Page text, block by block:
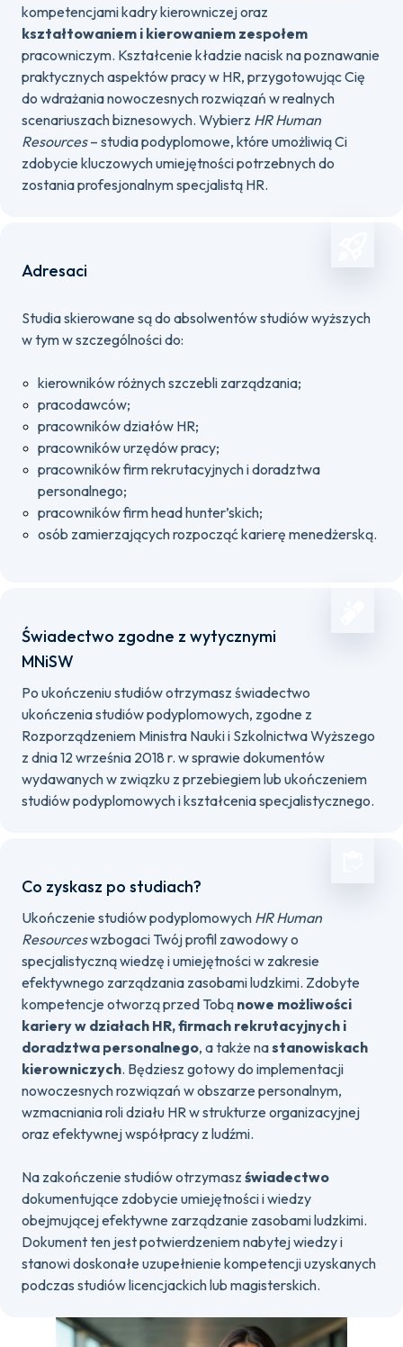
kompetencjami kadry kierowniczej oraz
kształtowaniem i kierowaniem zespołem
pracowniczym. Kształcenie kładzie nacisk na poznawanie
praktycznych aspektów pracy w HR, przygotowując Cię
do wdrażania nowoczesnych rozwiązań w realnych
scenariuszach biznesowych. Wybierz HR Human
Resources– studia podyplomowe, które umożliwią Ci
zdobycie kluczowych umiejętności potrzebnych do
zostania profesjonalnym specjalistą HR.
Adresaci
Studia skierowane są do absolwentów studiów wyższych
w tym w szczególności do:
kierowników różnych szczebli zarządzania;
pracodawców;
pracowników działów HR;
pracowników urzędów pracy;
pracowników firm rekrutacyjnych i doradztwa
personalnego;
pracowników firm head hunter’skich;
osób zamierzających rozpocząć karierę menedżerską.
Świadectwo zgodne z wytycznymi
MNiSW
Po ukończeniu studiów otrzymasz świadectwo
ukończenia studiów podyplomowych, zgodne z
Rozporządzeniem Ministra Nauki i Szkolnictwa Wyższego
z dnia 12 września 2018 r. w sprawie dokumentów
wydawanych w związku z przebiegiem lub ukończeniem
studiów podyplomowych i kształcenia specjalistycznego.
Co zyskasz po studiach?
Ukończenie studiów podyplomowych HR Human
Resourceswzbogaci Twój profil zawodowy o
specjalistyczną wiedzę i umiejętności w zakresie
efektywnego zarządzania zasobami ludzkimi. Zdobyte
kompetencje otworzą przed Tobą nowe możliwości
kariery w działach HR, firmach rekrutacyjnych i
doradztwa personalnego, a także nastanowiskach
kierowniczych. Będziesz gotowy do implementacji
nowoczesnych rozwiązań w obszarze personalnym,
wzmacniania roli działu HR w strukturze organizacyjnej
oraz efektywnej współpracy z ludźmi.
Na zakończenie studiów otrzymasz świadectwo
dokumentujące zdobycie umiejętności i wiedzy
obejmującej efektywne zarządzanie zasobami ludzkimi.
Dokument ten jest potwierdzeniem nabytej wiedzy i
stanowi doskonałe uzupełnienie kompetencji uzyskanych
podczas studiów licencjackich lub magisterskich.